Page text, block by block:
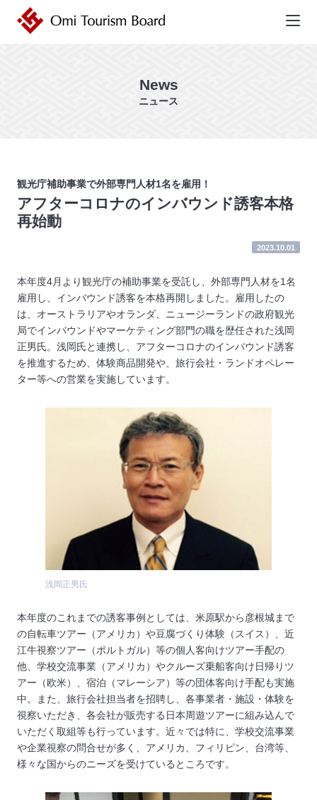
News
ニュース
2023.10.01
観光庁補助事業で外部専門人材1名を雇用！
アフターコロナのインバウンド誘客本格
再始動
本年度4月より観光庁の補助事業を受託し、外部専門人材を1名
雇用し、インバウンド誘客を本格再開しました。雇用したの
は、オーストラリアやオランダ、ニュージーランドの政府観光
局でインバウンドやマーケティング部門の職を歴任された浅岡
正男氏。浅岡氏と連携し、アフターコロナのインバウンド誘客
を推進するため、体験商品開発や、旅行会社・ランドオペレー
ター等への営業を実施しています。
浅岡正男氏
本年度のこれまでの誘客事例としては、米原駅から彦根城まで
の自転車ツアー（アメリカ）や豆腐づくり体験（スイス）、近
江牛視察ツアー（ポルトガル）等の個人客向けツアー手配の
他、学校交流事業（アメリカ）やクルーズ乗船客向け日帰りツ
アー（欧米）、宿泊（マレーシア）等の団体客向け手配も実施
中。また、旅行会社担当者を招聘し、各事業者・施設・体験を
視察いただき、各会社が販売する日本周遊ツアーに組み込んで
いただく取組等も行っています。近々では特に、学校交流事業
や企業視察の問合せが多く、アメリカ、フィリピン、台湾等、
様々な国からのニーズを受けているところです。